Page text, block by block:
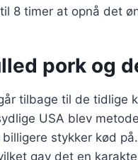
8 timer at opnå det
pork og
tilbage til de tidlige
USA blev
stykker kød
gav det en